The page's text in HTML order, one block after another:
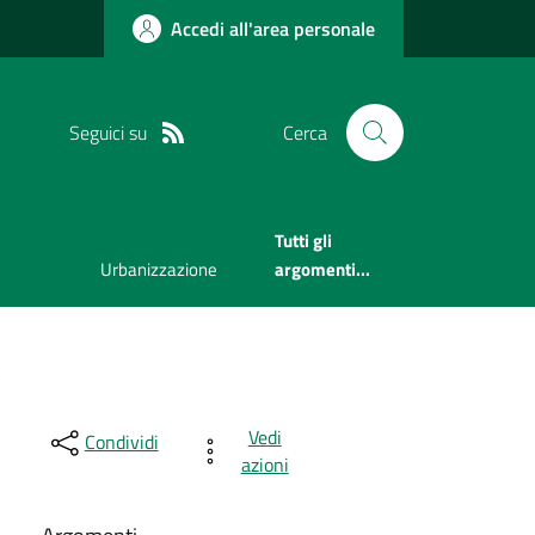
Accedi all'area personale
Seguici su Cerca
Urbanizzazione
Tutti gli
argomenti...
Condividi
Vedi
azioni